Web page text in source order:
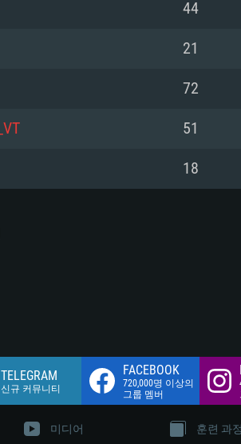
드 인터넷
GB (최소 클라이언트)
슷한 성능을 가지는 Mac
해상도: 720p
드 인터넷
GB (최소 클라이언트)
지며 최신 그래픽 드라
월 미만; 최소사양 지원
44
21
72
51
18
TELEGRAM
신규 커뮤니티
FACEBOOK
720,000명 이상의
그룹 멤버
미디어
훈련 과정